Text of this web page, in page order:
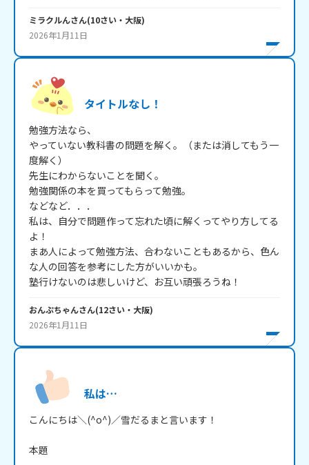
ミラクルんさん(10さい・ 大阪)
2026年1月11日
タイトルなし！
勉強方法なら、
やっていない教科書の問題を解く。（または消してもう一
度解く）
先生にわからないことを聞く。
勉強関係の本を買ってもらって勉強。
などなど．．．
私は、自分で問題作って忘れた頃に解くってやり方してる
よ！
まあ人によって勉強方法、合わないこともあるから、色ん
な人の回答を参考にした方がいいかも。
塾行けないのは悲しいけど、お互い頑張ろうね！
おんぷちゃんさん(12さい・ 大阪)
2026年1月11日
私は…
こんにちは＼(^o^)／雪だるまと言います！
本題